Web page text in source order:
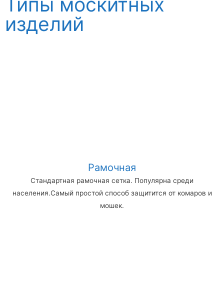
изделий
Рамочная
Стандартная рамочная сетка. Популярна среди
населения.Самый простой способ защитится от комаров и
мошек.